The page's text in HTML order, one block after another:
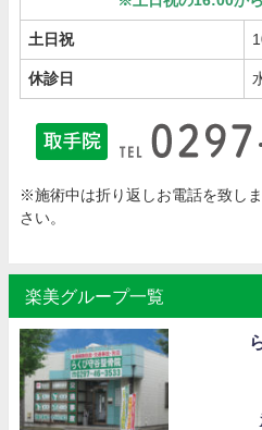
土日祝
休診日
※施術中は折り返しお電話を致し
さい。
楽美グループ一覧